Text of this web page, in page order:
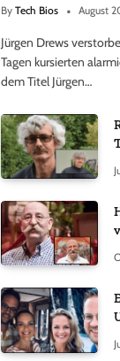
By Tech Bios August
Jürgen Drews
Tagen kursierten
dem Titel Jürgen…